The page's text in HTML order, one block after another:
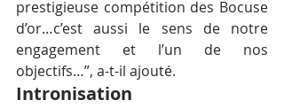
prestigieuse compétition des Bocuse
d’or…c’est aussi le sens de notre
engagement et l’un de nos
objectifs…”, a-t-il ajouté.
Intronisation